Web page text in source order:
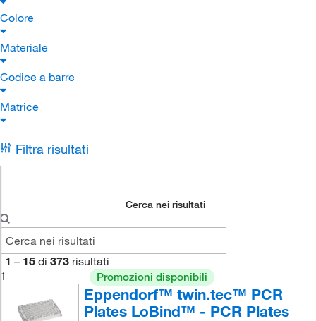
Colore
Materiale
Codice a barre
Matrice
Filtra risultati
Cerca nei risultati
1 – 15 di 373 risultati
1
Promozioni disponibili
Eppendorf™ twin.tec™ PCR
Plates LoBind™ - PCR Plates